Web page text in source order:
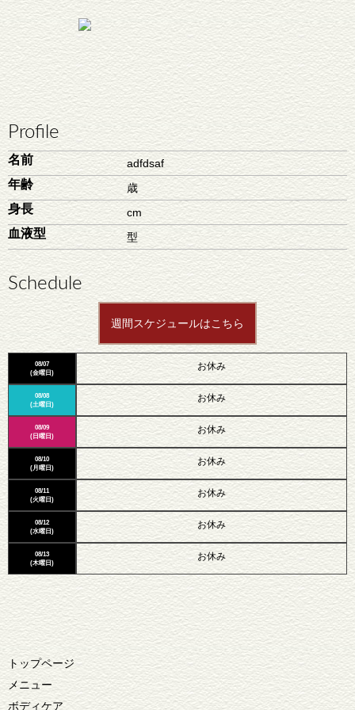
Profile
名前 adfdsaf
年齢 歳
身長 cm
血液型 型
Schedule
週間スケジュールはこちら
08/07
(金曜日)
08/08
(土曜日)
08/09
(日曜日)
08/10
(月曜日)
08/11
(火曜日)
08/12
(水曜日)
08/13
(木曜日)
お休み
お休み
お休み
お休み
お休み
お休み
お休み
トップページ
メニュー
ボディケア